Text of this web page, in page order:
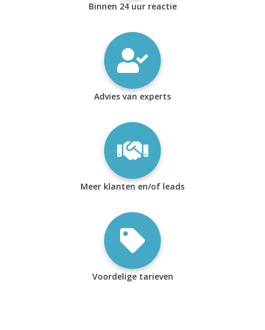
Binnen 24 uur reactie
Advies van experts
Meer klanten en/of leads
Voordelige tarieven